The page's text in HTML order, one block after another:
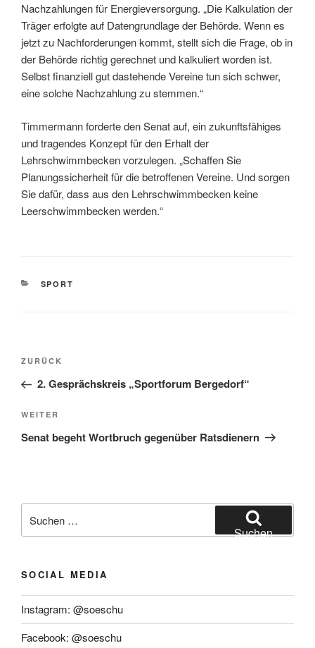
Nachzahlungen für Energieversorgung. „Die Kalkulation der
Träger erfolgte auf Datengrundlage der Behörde. Wenn es
jetzt zu Nachforderungen kommt, stellt sich die Frage, ob in
der Behörde richtig gerechnet und kalkuliert worden ist.
Selbst finanziell gut dastehende Vereine tun sich schwer,
eine solche Nachzahlung zu stemmen.“
Timmermann forderte den Senat auf, ein zukunftsfähiges
und tragendes Konzept für den Erhalt der
Lehrschwimmbecken vorzulegen. „Schaffen Sie
Planungssicherheit für die betroffenen Vereine. Und sorgen
Sie dafür, dass aus den Lehrschwimmbecken keine
Leerschwimmbecken werden.“
KATEGORIEN
SPORT
Beitragsnavigation
Vorheriger
Beitrag
ZURÜCK
2. Gesprächskreis „Sportforum Bergedorf“
Nächster
Beitrag
WEITER
Senat begeht Wortbruch gegenüber Ratsdienern
nach:
Suchen
SOCIAL MEDIA
Instagram: @soeschu
Facebook: @soeschu